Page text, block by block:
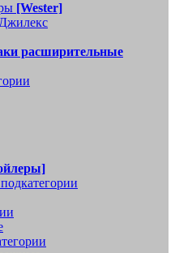
[Wester]
расширительные